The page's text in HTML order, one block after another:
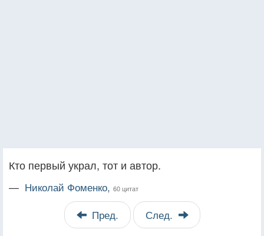
Кто первый украл, тот и автор.
— Николай Фоменко, 60 цитат
Пред. След.